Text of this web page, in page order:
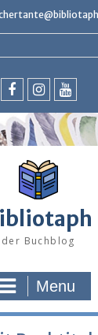
der Buchblog
Menu